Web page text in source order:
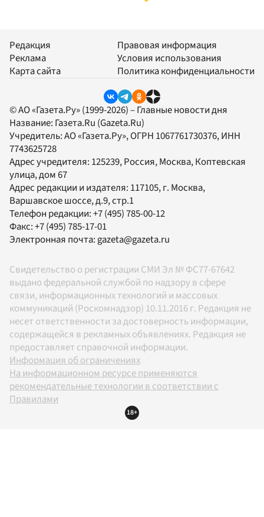
Редакция
Реклама
Карта сайта
Правовая информация
Условия использования
Политика конфиденциальности
© АО «Газета.Ру» (1999-2026) – Главные новости дня
Название: Газета.Ru (Gazeta.Ru)
Учредитель:АО «Газета.Ру», ОГРН 1067761730376, ИНН
7743625728
Адрес учредителя: 125239, Россия, Москва, Коптевская
улица, дом 67
Адрес редакции и издателя: 117105, г. Москва,
Варшавское шоссе, д.9, стр.1
Телефон редакции:+7 (495) 785-00-12
Факс:+7 (495) 785-17-01
Электронная почта:gazeta@gazeta.ru
Свидетельство о регистрации СМИ Эл № ФС77-67642
выдано федеральной службой по надзору в сфере
связи, информационных технологий и массовых
коммуникаций (Роскомнадзор) 10.11.2016 г. Редакция не
несет ответственности за достоверность информации,
содержащейся в рекламных объявлениях. Редакция не
предоставляет справочной информации.
Информация об ограничениях
На информационном ресурсе применяются
рекомендательные технологии в соответствии с
Правилами
18+